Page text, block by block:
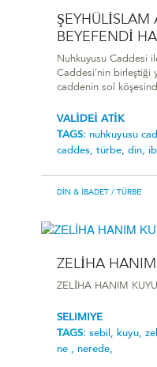
ŞEYHÜLİSLAM
BEYEFENDİ
Nuhkuyusu Caddesi
Caddesi'nin birleştiği
caddenin sol
VALİDEİ ATİK
TAGS: nuhkuyusu
caddes, türbe, din,
DIN & İBADET / TÜRBE
ZELİHA HANIM
ZELİHA HANIM
SELIMIYE
TAGS: sebil, kuyu,
ne , nerede,